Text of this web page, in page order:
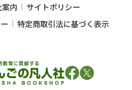
内
サイトポリシー
特定商取引法に基づく表示